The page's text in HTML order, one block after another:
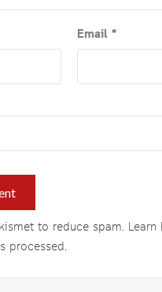
Email *
to reduce spam. Learn
processed.